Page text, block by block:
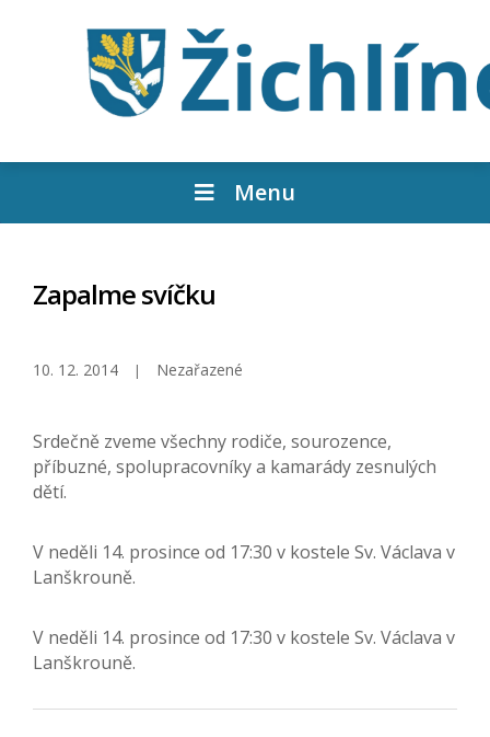
Menu
Zapalme svíčku
10. 12. 2014 Nezařazené
Srdečně zveme všechny rodiče, sourozence,
příbuzné, spolupracovníky a kamarády zesnulých
dětí.
V neděli 14. prosince od 17:30 v kostele Sv. Václava v
Lanškrouně.
V neděli 14. prosince od 17:30 v kostele Sv. Václava v
Lanškrouně.